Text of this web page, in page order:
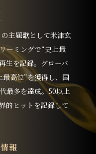
主題歌として米津玄
ーミングで“史上最
生を記録。グローバ
高位”を獲得し、国
最多を達成。50以上
的ヒットを記録して
報